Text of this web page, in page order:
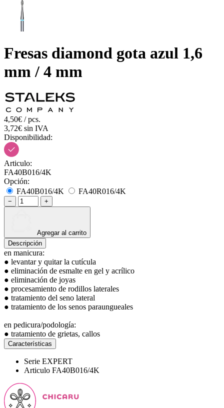
Fresas diamond gota azul 1,6
mm / 4 mm
4,50€ / pcs.
3,72€ sin IVA
Disponibilidad:
Articulo:
FA40B016/4K
Opción:
FA40B016/4K
FA40R016/4K
− +
Agregar al carrito
Descripción
en manicura:
● levantar y quitar la cutícula
● eliminación de esmalte en gel y acrílico
● eliminación de joyas
● procesamiento de rodillos laterales
● tratamiento del seno lateral
● tratamiento de los senos paraungueales
en pedicura/podología:
● tratamiento de grietas, callos
Características
Serie EXPERT
Articulo FA40B016/4K